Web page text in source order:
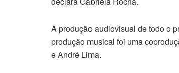
A produção audiovisual de todo o
produção musical foi uma
e André Lima.